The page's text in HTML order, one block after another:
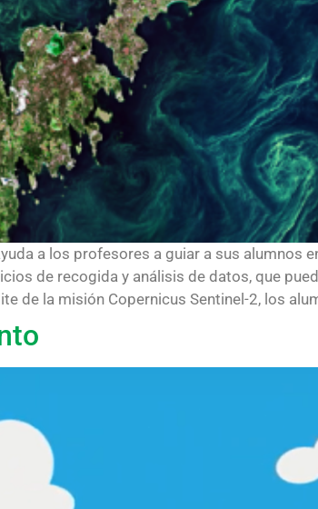
a los profesores a guiar a sus
de recogida y análisis de datos, que
de la misión Copernicus Sentinel-2, los